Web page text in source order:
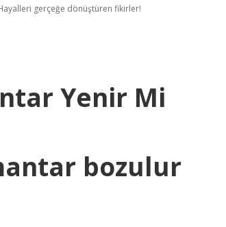
gerçeğe dönüştüren fikirler!
Yenir Mi
bozulur